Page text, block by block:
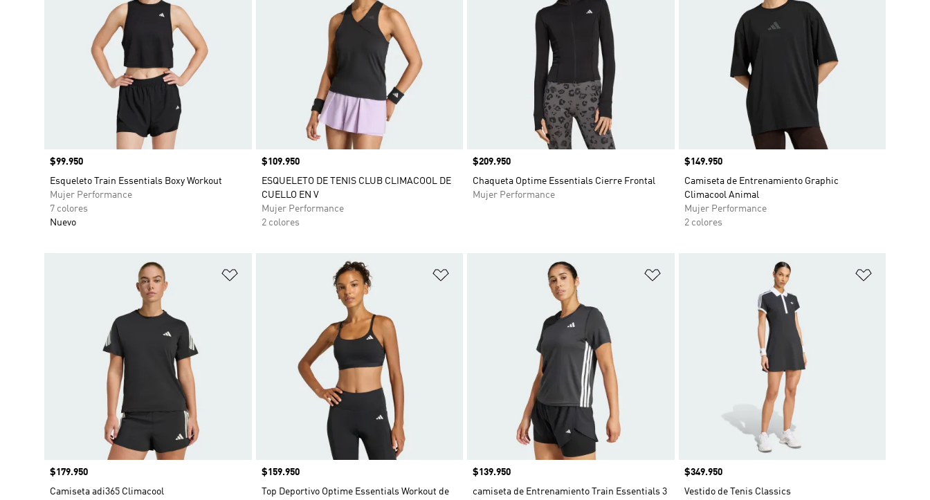
Precio
$99.950
Esqueleto Train Essentials Boxy Workout
Mujer Performance
7 colores
Nuevo
Precio
$109.950
ESQUELETO DE TENIS CLUB CLIMACOOL DE
CUELLO EN V
Mujer Performance
2 colores
Precio
$209.950
Chaqueta Optime Essentials Cierre Frontal
Mujer Performance
Precio
$149.950
Camiseta de Entrenamiento Graphic
Climacool Animal
Mujer Performance
2 colores
Añadir a la lista de deseos
Precio
$179.950
Camiseta adi365 Climacool
Añadir a la lista de deseos
Precio
$159.950
Top Deportivo Optime Essentials Workout de
Añadir a la lista de deseos
Precio
$139.950
camiseta de Entrenamiento Train Essentials 3
Precio
$349.950
Vestido de Tenis Classics